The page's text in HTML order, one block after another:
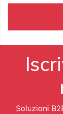
Soluzioni